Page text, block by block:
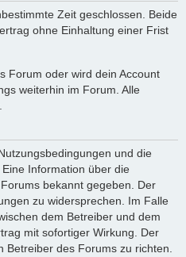
Zeit geschlossen. Beide
ohne Einhaltung einer Frist
Forum oder wird dein Account
weiterhin im Forum. Alle
und die
Information über die
bekannt gegeben. Der
zu widersprechen. Im Falle
dem Betreiber und dem
mit sofortiger Wirkung. Der
Betreiber des Forums zu richten.